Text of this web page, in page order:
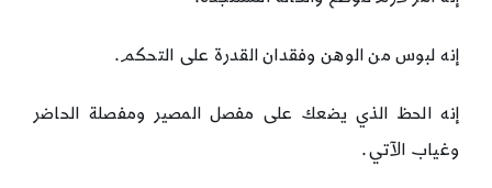
إنه لبوس من الوهن وفقدان القدرة على التحكم.
إنه الحظ الذي يضعك على مفصل المصير ومفصلة الحاضر
وغياب الآتي.